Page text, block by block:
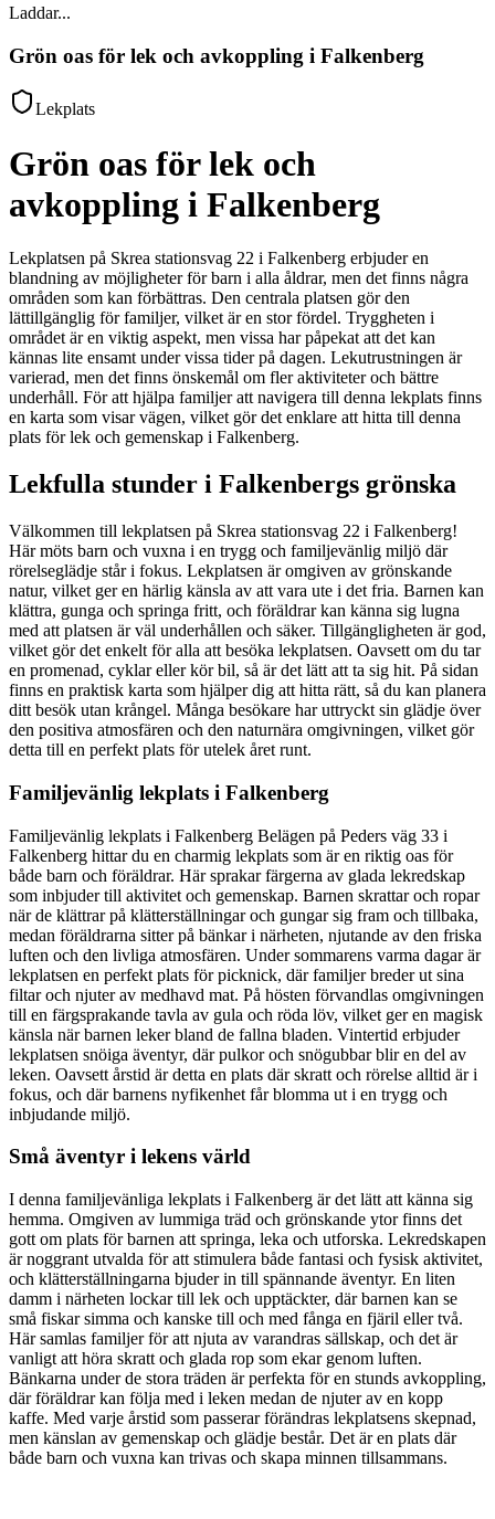
Laddar...
Grön oas för lek och avkoppling i Falkenberg
Lekplats
Grön oas för lek och
avkoppling i Falkenberg
Lekplatsen på Skrea stationsvag 22 i Falkenberg erbjuder en
blandning av möjligheter för barn i alla åldrar, men det finns några
områden som kan förbättras. Den centrala platsen gör den
lättillgänglig för familjer, vilket är en stor fördel. Tryggheten i
området är en viktig aspekt, men vissa har påpekat att det kan
kännas lite ensamt under vissa tider på dagen. Lekutrustningen är
varierad, men det finns önskemål om fler aktiviteter och bättre
underhåll. För att hjälpa familjer att navigera till denna lekplats finns
en karta som visar vägen, vilket gör det enklare att hitta till denna
plats för lek och gemenskap i Falkenberg.
Lekfulla stunder i Falkenbergs grönska
Välkommen till lekplatsen på Skrea stationsvag 22 i Falkenberg!
Här möts barn och vuxna i en trygg och familjevänlig miljö där
rörelseglädje står i fokus. Lekplatsen är omgiven av grönskande
natur, vilket ger en härlig känsla av att vara ute i det fria. Barnen kan
klättra, gunga och springa fritt, och föräldrar kan känna sig lugna
med att platsen är väl underhållen och säker. Tillgängligheten är god,
vilket gör det enkelt för alla att besöka lekplatsen. Oavsett om du tar
en promenad, cyklar eller kör bil, så är det lätt att ta sig hit. På sidan
finns en praktisk karta som hjälper dig att hitta rätt, så du kan planera
ditt besök utan krångel. Många besökare har uttryckt sin glädje över
den positiva atmosfären och den naturnära omgivningen, vilket gör
detta till en perfekt plats för utelek året runt.
Familjevänlig lekplats i Falkenberg
Familjevänlig lekplats i Falkenberg Belägen på Peders väg 33 i
Falkenberg hittar du en charmig lekplats som är en riktig oas för
både barn och föräldrar. Här sprakar färgerna av glada lekredskap
som inbjuder till aktivitet och gemenskap. Barnen skrattar och ropar
när de klättrar på klätterställningar och gungar sig fram och tillbaka,
medan föräldrarna sitter på bänkar i närheten, njutande av den friska
luften och den livliga atmosfären. Under sommarens varma dagar är
lekplatsen en perfekt plats för picknick, där familjer breder ut sina
filtar och njuter av medhavd mat. På hösten förvandlas omgivningen
till en färgsprakande tavla av gula och röda löv, vilket ger en magisk
känsla när barnen leker bland de fallna bladen. Vintertid erbjuder
lekplatsen snöiga äventyr, där pulkor och snögubbar blir en del av
leken. Oavsett årstid är detta en plats där skratt och rörelse alltid är i
fokus, och där barnens nyfikenhet får blomma ut i en trygg och
inbjudande miljö.
Små äventyr i lekens värld
I denna familjevänliga lekplats i Falkenberg är det lätt att känna sig
hemma. Omgiven av lummiga träd och grönskande ytor finns det
gott om plats för barnen att springa, leka och utforska. Lekredskapen
är noggrant utvalda för att stimulera både fantasi och fysisk aktivitet,
och klätterställningarna bjuder in till spännande äventyr. En liten
damm i närheten lockar till lek och upptäckter, där barnen kan se
små fiskar simma och kanske till och med fånga en fjäril eller två.
Här samlas familjer för att njuta av varandras sällskap, och det är
vanligt att höra skratt och glada rop som ekar genom luften.
Bänkarna under de stora träden är perfekta för en stunds avkoppling,
där föräldrar kan följa med i leken medan de njuter av en kopp
kaffe. Med varje årstid som passerar förändras lekplatsens skepnad,
men känslan av gemenskap och glädje består. Det är en plats där
både barn och vuxna kan trivas och skapa minnen tillsammans.